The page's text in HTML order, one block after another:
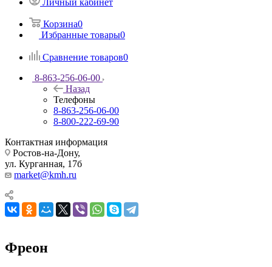
Личный кабинет
Корзина0
Избранные товары0
Сравнение товаров0
8-863-256-06-00
Назад
Телефоны
8-863-256-06-00
8-800-222-69-90
Контактная информация
Ростов-на-Дону,
ул. Курганная, 17б
market@kmh.ru
Фреон